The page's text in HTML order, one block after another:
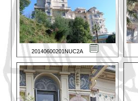
20140600201NUC2A